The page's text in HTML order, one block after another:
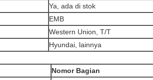
Ya, ada di stok
EMB
Western Union, T/T
Hyundai, lainnya
Nomor Bagian